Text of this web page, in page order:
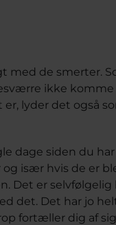
med de smerter.
ikke
er, lyder det også
dage siden du
og især hvis de er
Det er
det. Det har jo
fortæller dig af